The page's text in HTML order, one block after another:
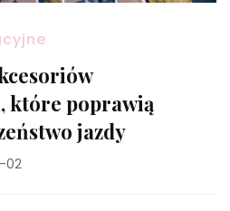
które poprawią
jazdy
02